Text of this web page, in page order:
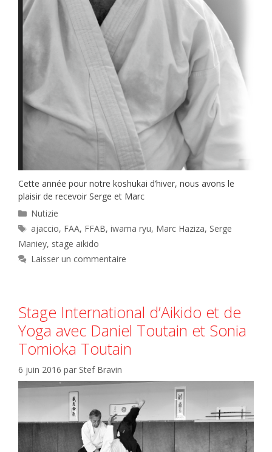
Cette année pour notre koshukai d’hiver, nous avons le
plaisir de recevoir Serge et Marc
Catégories
Nutizie
Étiquettes
ajaccio, FAA, FFAB,iwama ryu, Marc Haziza, Serge
Maniey, stage aikido
Laisser un commentaire
Stage International d’Aikido et de
Yoga avec Daniel Toutain et Sonia
Tomioka Toutain
6 juin 2016 par Stef Bravin